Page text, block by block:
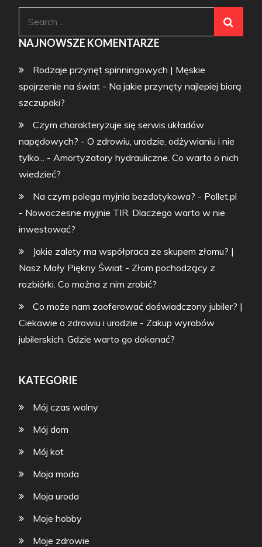
NAJNOWSZE KOMENTARZE
Rodzaje przynęt spinningowych | Męskie
spojrzenie na świat - Na jakie przynęty najlepiej biorą
szczupaki?
Czym charakteryzuje się serwis układów
napędowych? - O zdrowiu, urodzie, odżywianiu i nie
tylko... -Amortyzatory hydrauliczne. Co warto o nich
wiedzieć?
Na czym polega myjnia bezdotykowa? - Pollet.pl
- Nowoczesne myjnie TIR. Dlaczego warto w nie
inwestować?
Jakie zalety ma współpraca ze skupem złomu? |
Nasz Mały Piękny Świat - Złom pochodzący z
rozbiórki. Co można z nim zrobić?
Co może nam zaoferować doświadczony jubiler? |
Ciekawie o zdrowiu i urodzie - Zakup wyrobów
jubilerskich. Gdzie warto go dokonać?
KATEGORIE
Mój czas wolny
Mój dom
Mój kot
Moja moda
Moja uroda
Moje hobby
Moje zdrowie